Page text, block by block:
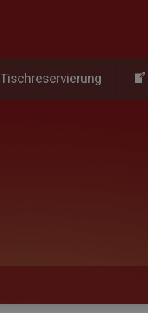
Tischreservierung